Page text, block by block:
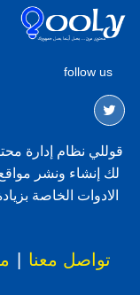
follow us
قوللي نظام إدارة
لك إنشاء ونشر
الادوات الخاصة
تواصل معنا